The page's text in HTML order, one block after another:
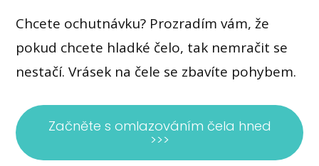
Chcete ochutnávku? Prozradím vám, že
pokud chcete hladké čelo, tak nemračit se
nestačí. Vrásek na čele se zbavíte pohybem.
Začněte s omlazováním čela hned
>>>